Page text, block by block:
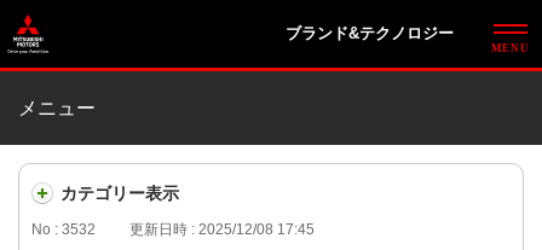
ブランド&テクノロジー
メニュー
カテゴリー表示
No : 3532 更新日時 : 2025/12/08 17:45